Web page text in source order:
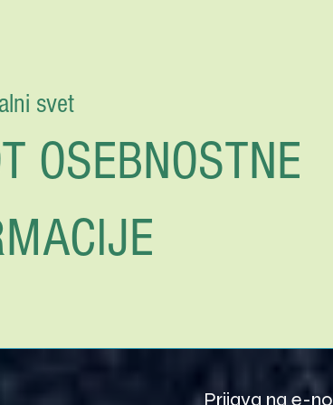
svet
OSEBNOSTNE
Prijava na e-